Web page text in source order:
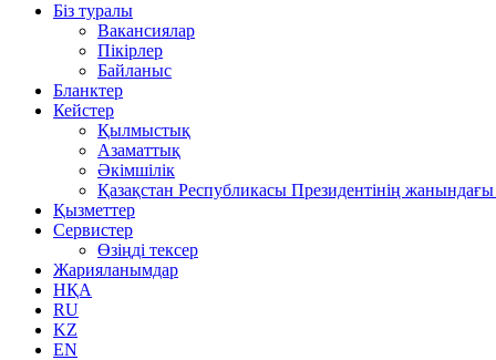
Біз туралы
Вакансиялар
Пікірлер
Байланыс
Бланктер
Кейстер
Қылмыстық
Азаматтық
Әкімшілік
Қазақстан Республикасы Президентінің
Қызметтер
Сервистер
Өзіңді тексер
Жарияланымдар
НҚА
RU
KZ
EN